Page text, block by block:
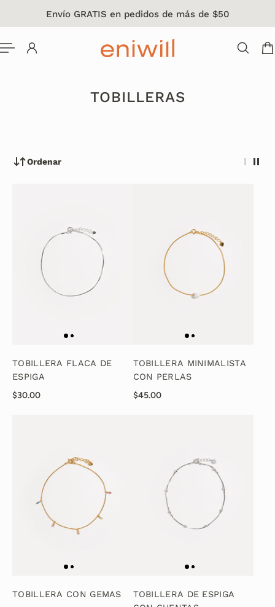
CONTENIDOEnvío GRATIS en pedidos de más de $50
TOBILLERAS
Ordenar
TOBILLERA FLACA DE
ESPIGA
$30.00
TOBILLERA MINIMALISTA
CON PERLAS
$45.00
TOBILLERA CON GEMAS
TOBILLERA DE ESPIGA